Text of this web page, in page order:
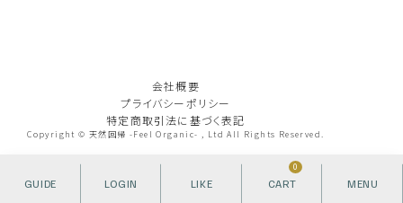
Copyright © 天然回帰 -Feel Organic- , Ltd All Rights Reserved.
会社概要
プライバシーポリシー
特定商取引法に基づく表記
0